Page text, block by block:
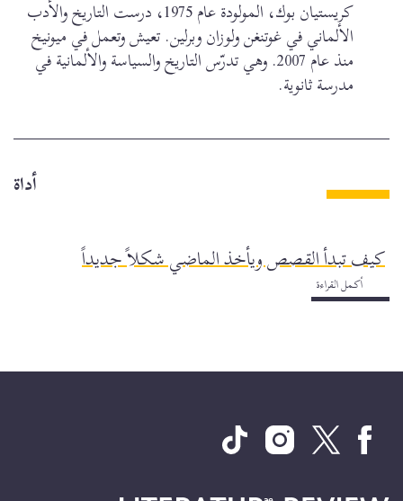
كريستيان بوك، المولودة عام 1975، درست التاريخ والأدب
الألماني في غوتنغن ولوزان وبرلين. تعيش وتعمل في ميونيخ
منذ عام 2007. وهي تدرّس التاريخ والسياسة والألمانية في
مدرسة ثانوية.
أداة
كيف تبدأ القصص ويأخذ الماضي شكلاً جديداً
أكمل القراءة